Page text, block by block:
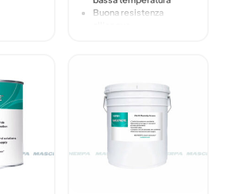
Buona resistenza
dell’olio e della bassa
tendenza all'ossidazione
Compatibile con la
maggior parte delle
materie plastiche e
degli elastomeri